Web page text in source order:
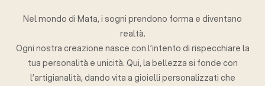
Nel mondo di Mata, i sogni prendono forma e diventano
realtà.
Ogni nostra creazione nasce con l’intento di rispecchiare la
tua personalità e unicità. Qui, la bellezza si fonde con
l’artigianalità, dando vita a gioielli personalizzati che